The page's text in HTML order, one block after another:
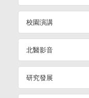
校園演講
北醫影音
研究發展